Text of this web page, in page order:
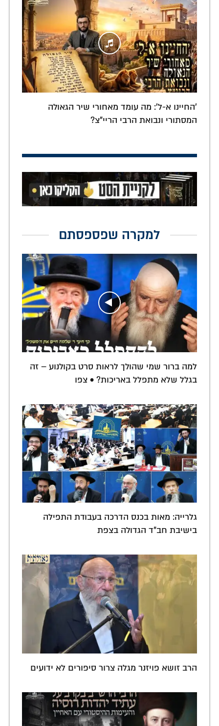
'החיינו א-ל': מה עומד מאחורי שיר הגאולה
המסתורי ונבואת הרבי הריי"צ?
למקרה שפספסתם
למה ברור שמי שהולך לראות סרט בקולנוע – זה
בגלל שלא מתפלל באריכות? • צפו
גלרייה: מאות בכנס הדרכה בעבודת התפילה
בישיבת חב"ד הגדולה בצפת
הרב זושא פויזנר מגלה צרור סיפורים לא ידועים